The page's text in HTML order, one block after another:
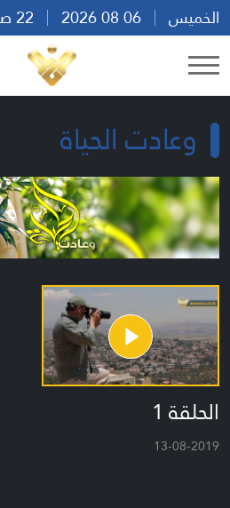
الخميس
08:18
وعادت الحياة
الحلقة 1
13-08-2019